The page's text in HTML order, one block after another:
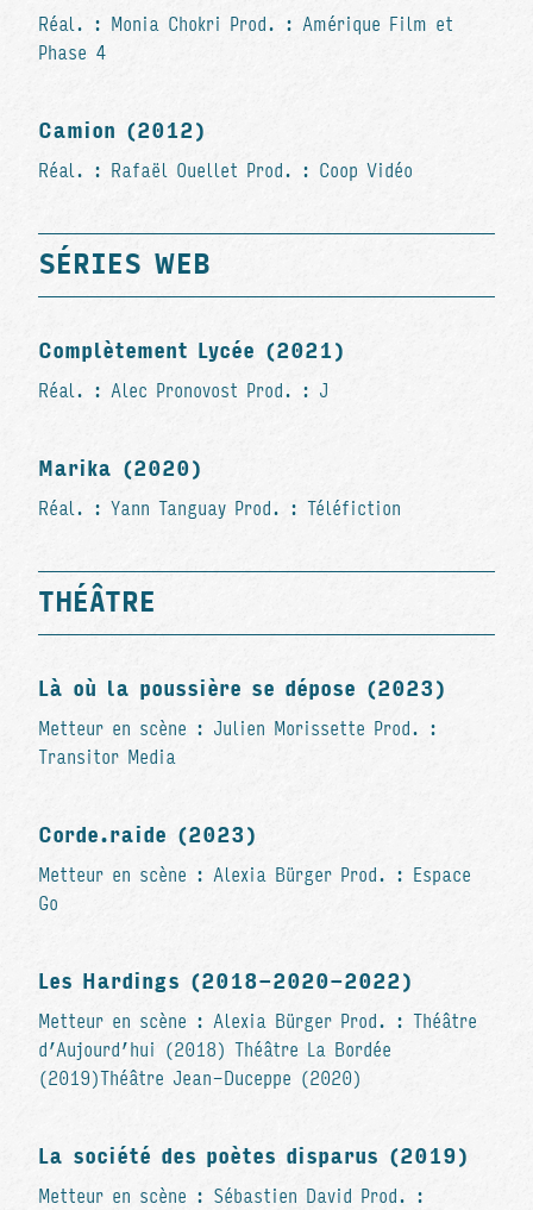
Réal. : Monia Chokri Prod. : Amérique Film et
Phase 4
Camion (2012)
Réal. : Rafaël Ouellet Prod. : Coop Vidéo
SÉRIES WEB
Complètement Lycée (2021)
Réal. : Alec Pronovost Prod. : J
Marika (2020)
Réal. : Yann Tanguay Prod. : Téléfiction
THÉÂTRE
Là où la poussière se dépose (2023)
Metteur en scène : Julien Morissette Prod. :
Transitor Media
Corde.raide (2023)
Metteur en scène : Alexia Bürger Prod. : Espace
Go
Les Hardings (2018-2020-2022)
Metteur en scène : Alexia Bürger Prod. : Théâtre
d’Aujourd’hui (2018) Théâtre La Bordée
(2019)Théâtre Jean-Duceppe (2020)
La société des poètes disparus (2019)
Metteur en scène : Sébastien David Prod. :